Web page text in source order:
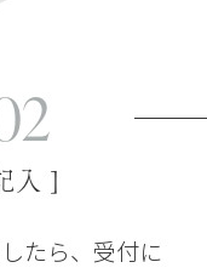
入 ]
たら、受付に